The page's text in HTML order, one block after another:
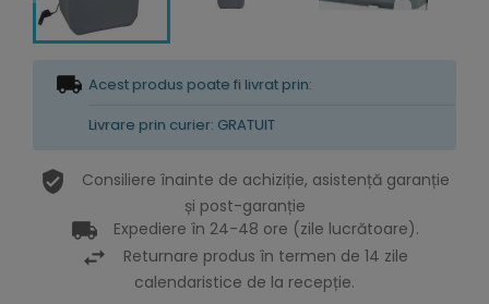
Acest produs poate fi livrat prin:
Livrare prin curier: GRATUIT
Consiliere înainte de achiziție, asistență garanție
și post-garanție
Expediere în 24-48 ore (zile lucrătoare).
Returnare produs în termen de 14 zile
calendaristice de la recepție.